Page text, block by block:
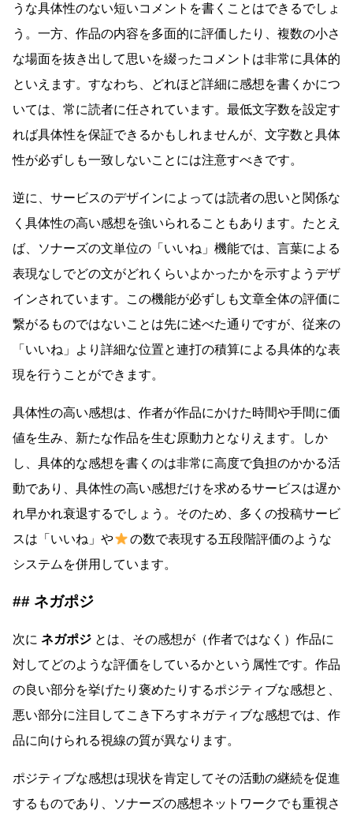
うな具体性のない短いコメントを書くことはできるでしょ
う。一方、作品の内容を多面的に評価したり、複数の小さ
な場面を抜き出して思いを綴ったコメントは非常に具体的
といえます。すなわち、どれほど詳細に感想を書くかにつ
いては、常に読者に任されています。最低文字数を設定す
れば具体性を保証できるかもしれませんが、文字数と具体
性が必ずしも一致しないことには注意すべきです。
逆に、サービスのデザインによっては読者の思いと関係な
く具体性の高い感想を強いられることもあります。たとえ
ば、ソナーズの文単位の「いいね」機能では、言葉による
表現なしでどの文がどれくらいよかったかを示すようデザ
インされています。この機能が必ずしも文章全体の評価に
繋がるものではないことは先に述べた通りですが、従来の
「いいね」より詳細な位置と連打の積算による具体的な表
現を行うことができます。
具体性の高い感想は、作者が作品にかけた時間や手間に価
値を生み、新たな作品を生む原動力となりえます。しか
し、具体的な感想を書くのは非常に高度で負担のかかる活
動であり、具体性の高い感想だけを求めるサービスは遅か
れ早かれ衰退するでしょう。そのため、多くの投稿サービ
スは「いいね」や
の数で表現する五段階評価のような
システムを併用しています。
ネガポジ
次に ネガポジ とは、その感想が（作者ではなく）作品に
対してどのような評価をしているかという属性です。作品
の良い部分を挙げたり褒めたりするポジティブな感想と、
悪い部分に注目してこき下ろすネガティブな感想では、作
品に向けられる視線の質が異なります。
ポジティブな感想は現状を肯定してその活動の継続を促進
するものであり、ソナーズの感想ネットワークでも重視さ